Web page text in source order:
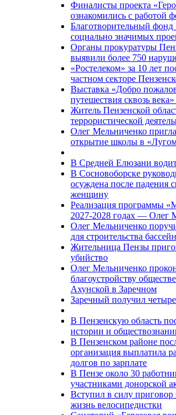
Финалисты проекта
ознакомились с работой
Благотворительный
социально значимых
Органы прокуратуры
выявили более 750
«Ростелеком» за 10 лет
частном секторе
Выставка «Добро
путешествия сквозь
Житель Пензенской
террористической
Олег Мельниченко
открытие школы в
В Средней Елюзани
В Сосновоборске
осуждена после
женщину
Реализация программы
2027-2028 годах — Олег
Олег Мельниченко
для строительства
Жительница Пензы
убийство
Олег Мельниченко
благоустройству
Ахунской в Заречном
Заречный получил
В Пензенскую область
истории и
В Пензенском районе
организация выплатила
долгов по зарплате
В Пензе около 30
участниками донорской
Вступил в силу
жизнь велосипедистки